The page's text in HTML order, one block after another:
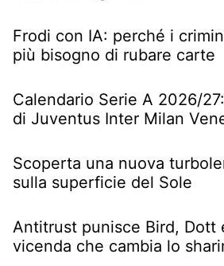
Frodi con IA: perché i
più bisogno di rubare carte
Calendario Serie A 2026/
di Juventus Inter Milan
Scoperta una nuova
sulla superficie del Sole
Antitrust punisce Bird, Dott
vicenda che cambia lo